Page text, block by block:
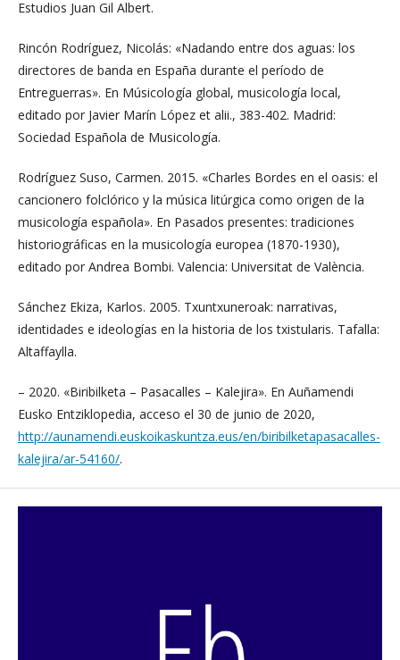
Estudios Juan Gil Albert.
Rincón Rodríguez, Nicolás: «Nadando entre dos aguas: los
directores de banda en España durante el período de
Entreguerras». En Músicología global, musicología local,
editado por Javier Marín López et alii., 383-402. Madrid:
Sociedad Española de Musicología.
Rodríguez Suso, Carmen. 2015. «Charles Bordes en el oasis: el
cancionero folclórico y la música litúrgica como origen de la
musicología española». En Pasados presentes: tradiciones
historiográficas en la musicología europea (1870-1930),
editado por Andrea Bombi. Valencia: Universitat de València.
Sánchez Ekiza, Karlos. 2005. Txuntxuneroak: narrativas,
identidades e ideologías en la historia de los txistularis. Tafalla:
Altaffaylla.
– 2020. «Biribilketa – Pasacalles – Kalejira». En Auñamendi
Eusko Entziklopedia, acceso el 30 de junio de 2020,
http://aunamendi.euskoikaskuntza.eus/en/biribilketapasacalles-
kalejira/ar-54160/.